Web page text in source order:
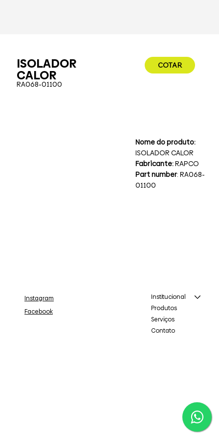
ISOLADOR
CALOR
RA068-01100
COTAR
Nome do produto:
ISOLADOR CALOR
Fabricante:RAPCO
Part number: RA068-
01100
Institucional
Produtos
Serviços
Contato
Instagram
Facebook